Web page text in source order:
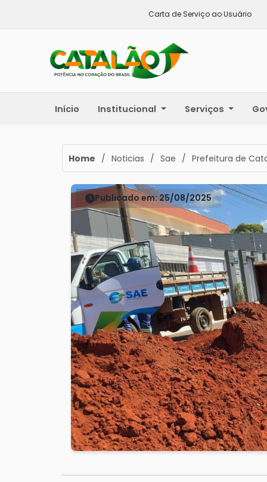
Carta de Serviço ao Usuário
Início Institucional Serviços
Home / Noticias / Sae / Prefeitura de
Publicado em: 25/08/2025